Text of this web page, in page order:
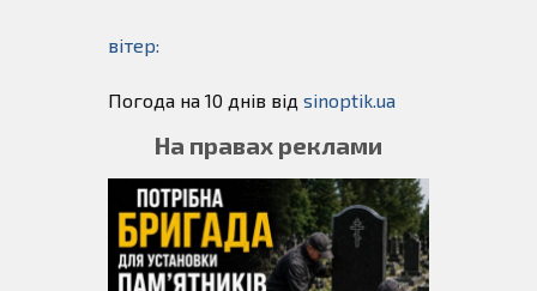
вітер:
Погода на 10 днів від sinoptik.ua
На правах реклами